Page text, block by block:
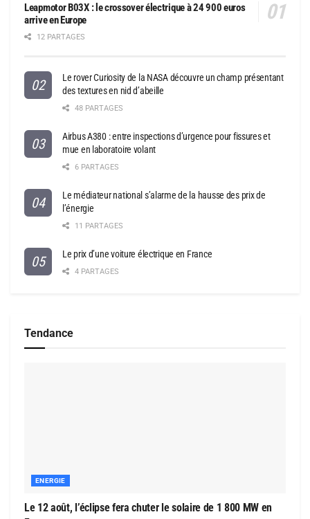
Leapmotor B03X : le crossover électrique à 24 900 euros
arrive en Europe
12 PARTAGES
Le rover Curiosity de la NASA découvre un champ présentant
des textures en nid d’abeille
48 PARTAGES
Airbus A380 : entre inspections d’urgence pour fissures et
mue en laboratoire volant
6 PARTAGES
Le médiateur national s’alarme de la hausse des prix de
l’énergie
11 PARTAGES
Le prix d’une voiture électrique en France
4 PARTAGES
Tendance
ENERGIE
Le 12 août, l’éclipse fera chuter le solaire de 1 800 MW en